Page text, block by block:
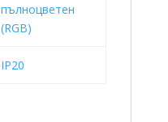
пълноцветен
(RGB)
IP20